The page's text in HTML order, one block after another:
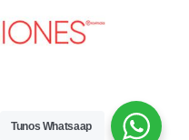
Tunos Whatsaap